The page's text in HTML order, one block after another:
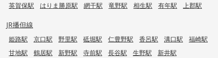
英賀保駅
はりま勝原駅 網干駅 竜野駅 相生駅 有年駅 上郡駅
JR播但線
姫路駅 京口駅 野里駅 砥堀駅 仁豊野駅 香呂駅 溝口駅
福崎駅
甘地駅
鶴居駅 新野駅 寺前駅 長谷駅 生野駅 新井駅